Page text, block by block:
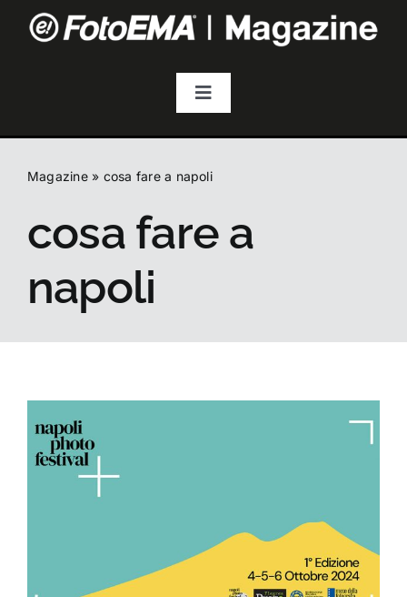
Toggle
Fotografia
La foto del mese
Magazine» cosa fare a napoli
cosa fare a
napoli